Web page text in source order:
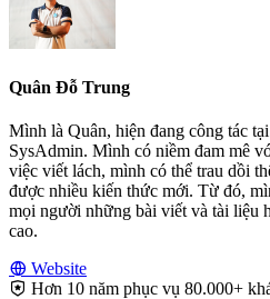
Quân Đỗ Trung
Mình là Quân, hiện đang công tác
SysAdmin. Mình có niềm đam mê
việc viết lách, mình có thể trau dồi
được nhiều kiến thức mới. Từ đó,
mọi người những bài viết và tài liệu
cao.
Website
Hơn 10 năm phục vụ 80.000+